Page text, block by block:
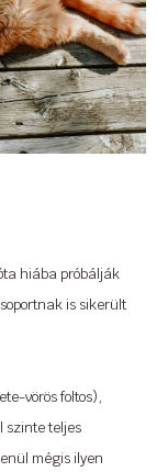
vagyok-e inkább
hogy a macskák
a macskák
hiába próbálják
is sikerült
vörös foltos),
szinte teljes
mégis ilyen